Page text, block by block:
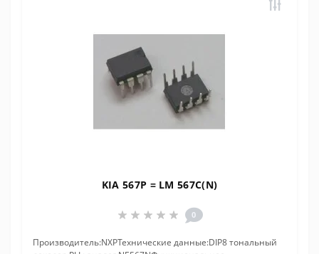
KIA 567P = LM 567C(N)
0
Производитель:NXPТехнические данные:DIP8 тональный